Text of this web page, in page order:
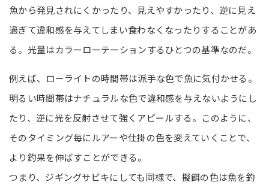
魚から発見されにくかったり、見えやすかったり、逆に見え
過ぎて違和感を与えてしまい食わなくなったりすることがあ
る。光量はカラーローテーションするひとつの基準なのだ。
例えば、ローライトの時間帯は派手な色で魚に気付かせる。
明るい時間帯はナチュラルな色で違和感を与えないようにし
たり、逆に光を反射させて強くアピールする。このように、
そのタイミング毎にルアーや仕掛の色を変えていくことで、
より釣果を伸ばすことができる。
つまり、ジギングサビキにしても同様で、擬餌の色は魚を釣